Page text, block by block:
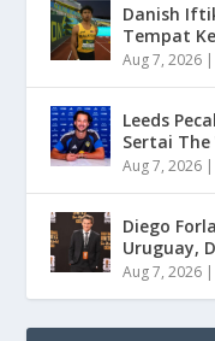
Danish
Tempat
Aug 7, 2026 |
Leeds
Sertai
Aug 7, 2026 |
Diego
Uruguay,
Aug 7, 2026 |